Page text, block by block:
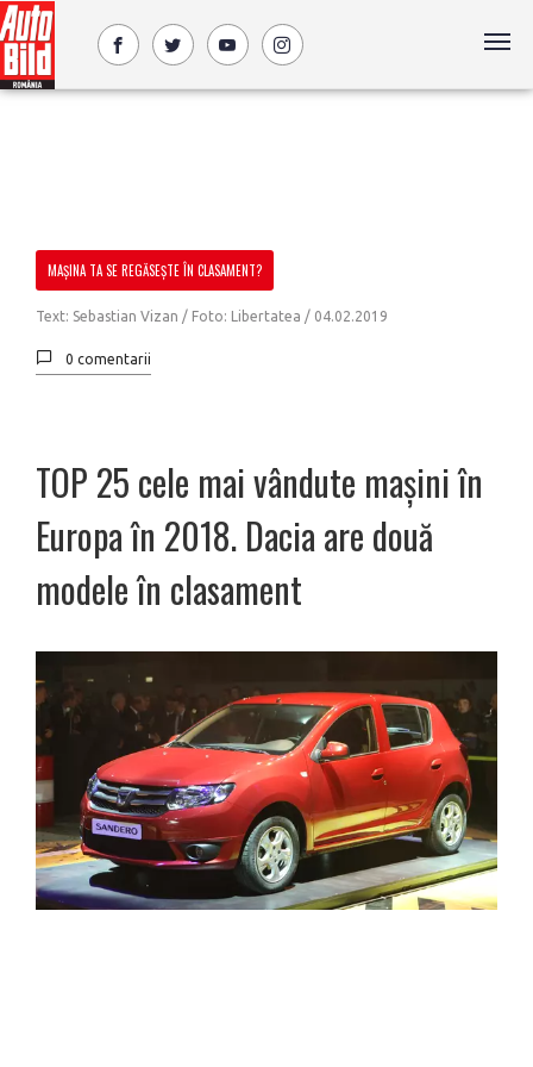
MAȘINA TA SE REGĂSEȘTE ÎN CLASAMENT?
Text: Sebastian Vizan / Foto: Libertatea / 04.02.2019
0 comentarii
TOP 25 cele mai vândute mașini în
Europa în 2018. Dacia are două
modele în clasament